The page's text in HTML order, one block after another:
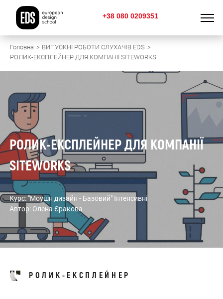
+38 080 0209351
Головна
ВИПУСКНІ РОБОТИ СЛУХАЧІВ EDS
РОЛИК-ЕКСПЛЕЙНЕР ДЛЯ КОМПАНІЇ SITEWORKS
РОЛИК-ЕКСПЛЕЙНЕР ДЛЯ КОМПАНІЇ
SITEWORKS
Курс: "Моушн дизайн - Базовий" Інтенсивні
Автор: Олена Єракова
РОЛИК-ЕКСПЛЕЙНЕР